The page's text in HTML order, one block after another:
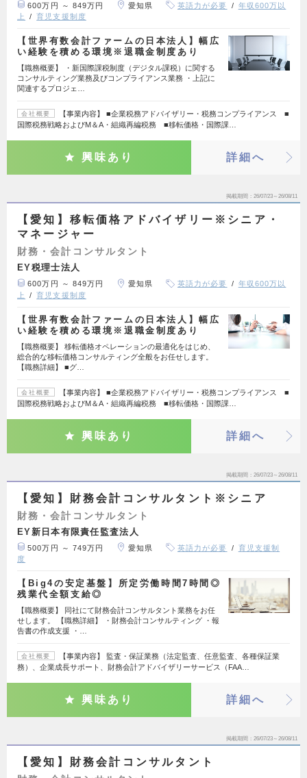
600万円 ～ 849万円 愛知県 英語力が必要
年収600万以
上
育児支援制度
【世界有数会計ファームの日本法人】幅広
い経験を積める環境※退職金制度あり
【職務概要】 ・新国際課税制度（デジタル課税）に関する
コンサルティング業務及びコンプライアンス業務 ・上記に
関連するプロジェ…
会社概要
【事業内容】 ■企業税務アドバイザリー・税務コンプライアンス ■
国際税務戦略およびM＆A・組織再編税務 ■移転価格・国際課…
興味あり 詳細へ
掲載期間 26/07/23～26/08/11
【愛知】移転価格アドバイザリー※シニア・
マネージャー
財務・会計コンサルタント
EY税理士法人
600万円 ～ 849万円 愛知県 英語力が必要
年収600万以
上
育児支援制度
【世界有数会計ファームの日本法人】幅広
い経験を積める環境※退職金制度あり
【職務概要】 移転価格オペレーションの最適化をはじめ、
総合的な移転価格コンサルティング全般をお任せします。
【職務詳細】 ■グ…
会社概要
【事業内容】 ■企業税務アドバイザリー・税務コンプライアンス ■
国際税務戦略およびM＆A・組織再編税務 ■移転価格・国際課…
興味あり 詳細へ
掲載期間 26/07/23～26/08/11
【愛知】財務会計コンサルタント※シニア
財務・会計コンサルタント
EY新日本有限責任監査法人
500万円 ～ 749万円 愛知県 英語力が必要
育児支援制
度
【Big4の安定基盤】所定労働時間7時間◎
残業代全額支給◎
【職務概要】 同社にて財務会計コンサルタント業務をお任
せします。 【職務詳細】 ・財務会計コンサルティング ・報
告書の作成支援 ・…
会社概要
【事業内容】 監査・保証業務（法定監査、任意監査、各種保証業
務）、企業成長サポート、財務会計アドバイザリーサービス（FAA…
興味あり 詳細へ
掲載期間 26/07/23～26/08/11
【愛知】財務会計コンサルタント